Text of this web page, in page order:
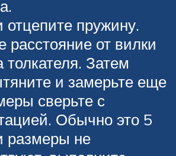
отцепите пружину.
расстояние от вилки
Затем
и замерьте еще
сверьте с
Обычно это 5
размеры не